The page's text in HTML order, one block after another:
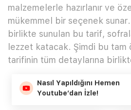
malzemelerle hazırlanır ve
mükemmel bir seçenek
birlikte sunulan bu tarif,
lezzet katacak. Şimdi bu tam
tarifinin tüm detaylarına
Nasıl Yapıldığını Hemen
Youtube’dan İzle!